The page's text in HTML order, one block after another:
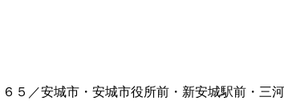
５／安城市・安城市役所前・新安城駅前・三